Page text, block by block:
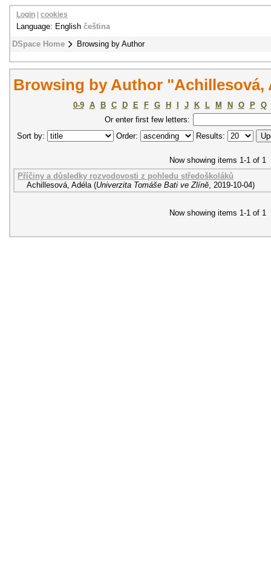
DSpace Home Browsing by Author
Login cookies
Language: English čeština
Browsing by Author "Achillesová,
0-9 A B C D E F G H J K L M N O P
Q
Or enter first few letters:
Sort by:
Order: Results:
Now showing items 1-1 of 1
Příčiny a důsledky rozvodovosti z pohledu středoškoláků
Achillesová, Adéla (Univerzita Tomáše Bati ve Zlíně, 2019-10-04)
Now showing items 1-1 of 1